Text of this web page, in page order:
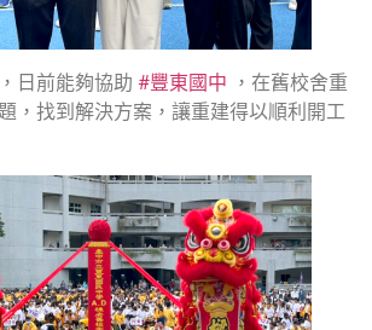
日前能夠協助 #豐東國中 ，在舊校舍重
，找到解決方案，讓重建得以順利開工